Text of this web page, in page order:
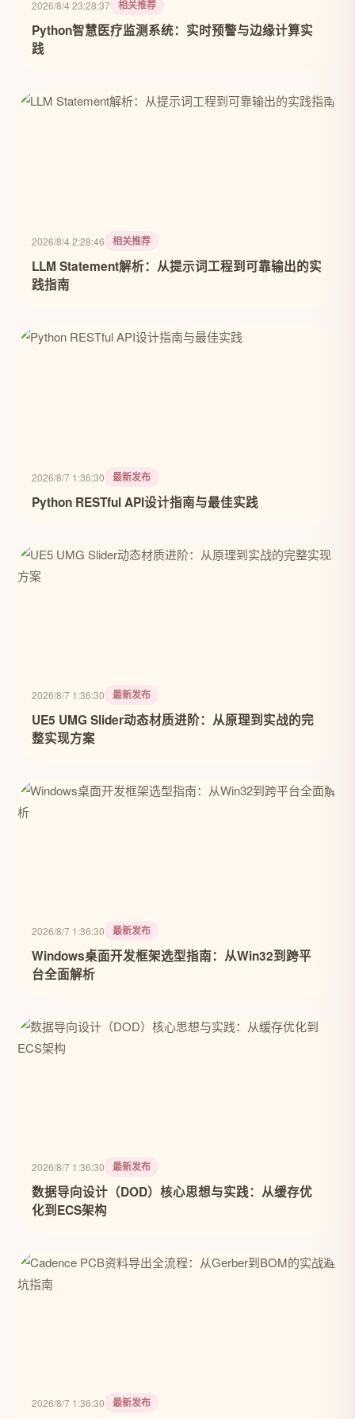
2026/8/4 23:28:37 相关推荐
Python智慧医疗监测系统：实时预警与边缘计算实
践
2026/8/4 2:28:46 相关推荐
LLM Statement解析：从提示词工程到可靠输出的实
践指南
2026/8/7 1:36:30 最新发布
Python RESTful API设计指南与最佳实践
2026/8/7 1:36:30 最新发布
UE5 UMG Slider动态材质进阶：从原理到实战的完
整实现方案
2026/8/7 1:36:30 最新发布
Windows桌面开发框架选型指南：从Win32到跨平
台全面解析
2026/8/7 1:36:30 最新发布
数据导向设计（DOD）核心思想与实践：从缓存优
化到ECS架构
2026/8/7 1:36:30 最新发布